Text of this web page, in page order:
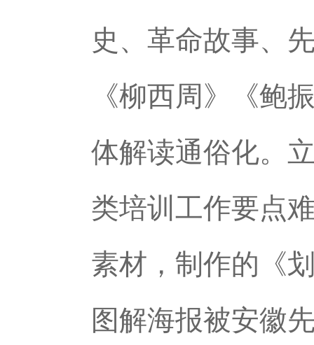
史、革命故事、
《柳西周》《鲍
体解读通俗化。
类培训工作要点
素材，制作的《
图解海报被安徽